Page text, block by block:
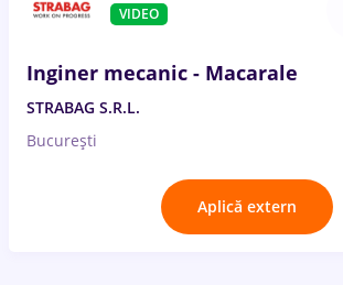
VIDEO
Inginer mecanic - Macarale
STRABAG S.R.L.
București
Aplică extern